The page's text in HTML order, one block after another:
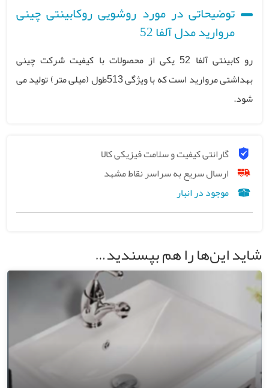
توضیحاتی در مورد روشویی روکابینتی چینی
مروارید مدل آلفا 52
رو کابینتی آلفا 52 یکی از محصولات با کیفیت شرکت چینی
بهداشتی مروارید است که با ویژگی 513طول (میلی متر) تولید می
شود.
گارانتی کیفیت و سلامت فیزیکی کالا
ارسال سریع به سراسر نقاط مشهد
موجود در انبار
شاید این‌ها را هم بپسندید…